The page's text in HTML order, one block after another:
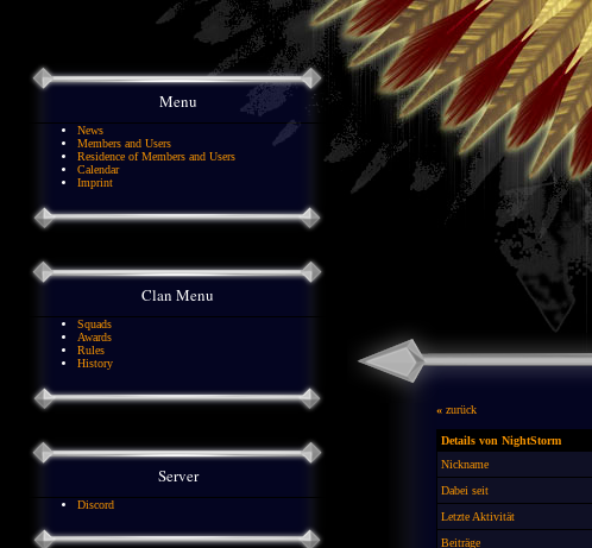
Menu
News
Members and Users
Residence of Members and Users
Calendar
Imprint
Clan Menu
Squads
Awards
Rules
History
Server
Discord
« zurück
Details von NightStorm
Nickname
Dabei seit
Letzte Aktivität
Beiträge